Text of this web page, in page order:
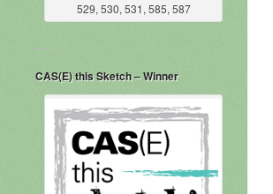
529, 530, 531, 585, 587
CAS(E) this Sketch – Winner